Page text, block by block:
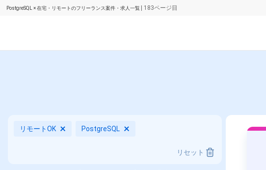
PostgreSQL × 在宅・リモートのフリーランス案件・求人一覧 | 183ページ目
リモートOK PostgreSQL
リセット